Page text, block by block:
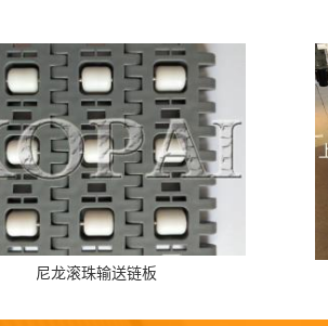
尼龙滚珠输送链板